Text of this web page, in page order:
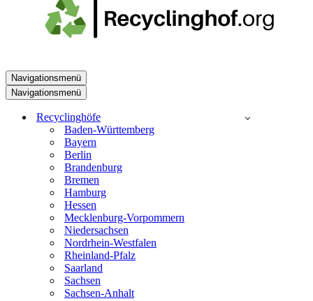
Navigationsmenü
Navigationsmenü
Recyclinghöfe
Baden-Württemberg
Bayern
Berlin
Brandenburg
Bremen
Hamburg
Hessen
Mecklenburg-Vorpommern
Niedersachsen
Nordrhein-Westfalen
Rheinland-Pfalz
Saarland
Sachsen
Sachsen-Anhalt